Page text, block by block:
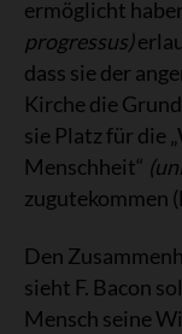
ermöglicht
progressus)
dass sie der
Kirche die
sie Platz für die
Menschheit“
zugutekommen
Den
sieht F. Bacon
Mensch seine